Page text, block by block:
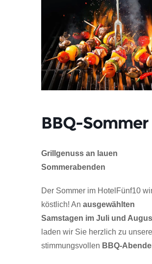
BBQ-Sommer
Grillgenuss an lauen
Sommerabenden
Der Sommer im HotelFünf10
köstlich! An ausgewählten
Samstagen im Juli und
laden wir Sie herzlich zu
stimmungsvollen BBQ-